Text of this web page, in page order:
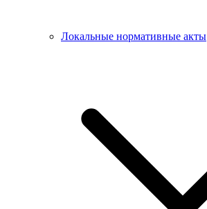
Локальные нормативные акты